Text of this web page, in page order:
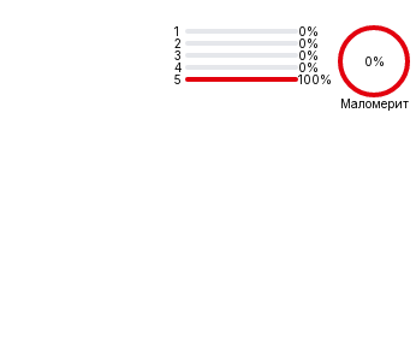
1
0%
2
0%
3
0%
4
0%
5
100%
0%
Маломерит